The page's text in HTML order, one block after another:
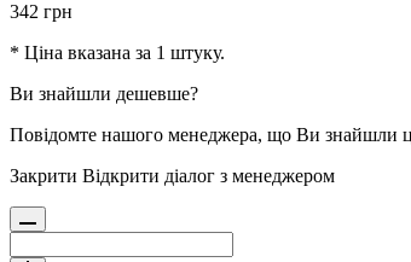
342 грн
* Ціна вказана за 1 штуку.
Ви знайшли дешевше?
Повідомте нашого менеджера, що Ви
Закрити Відкрити діалог з менеджером